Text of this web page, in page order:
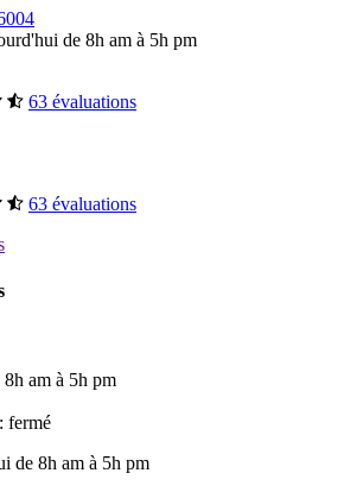
de 8h am à 5h pm
63 évaluations
63 évaluations
am à 5h pm
fermé
de 8h am à 5h pm